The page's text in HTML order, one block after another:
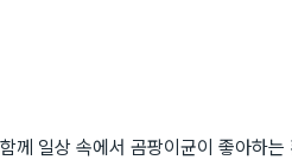
께 일상 속에서 곰팡이균이 좋아하